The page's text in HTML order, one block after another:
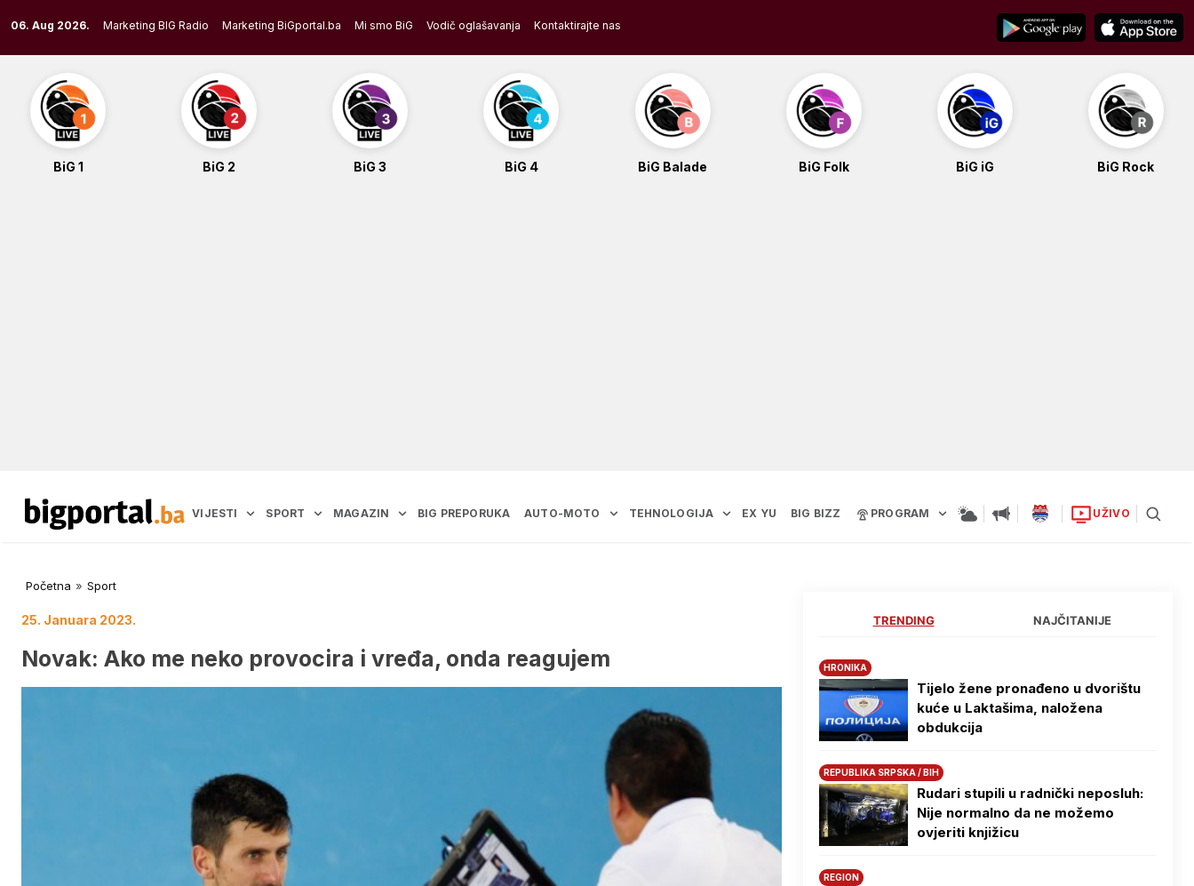
to
content
06. Aug 2026. Marketing BIG Radio Marketing BiGportal.ba Mi smo BiG Vodič oglašavanja Kontaktirajte nas
BiG 1 BiG 2 BiG 3 BiG 4 BiG Balade BiG Folk BiG iG BiG Rock
VIJESTI SPORT MAGAZIN BIG PREPORUKA AUTO-MOTO TEHNOLOGIJA EX YU BIG BIZZ PROGRAM UŽIVO
Početna » Sport
25. Januara 2023.
Novak: Ako me neko provocira i vređa, onda reagujem
TRENDING NAJČITANIJE
HRONIKA
Tijelo žene pronađeno u dvorištu
kuće u Laktašima, naložena
obdukcija
REPUBLIKA SRPSKA / BIH
Rudari stupili u radnički neposluh:
Nije normalno da ne možemo
ovjeriti knjižicu
REGION